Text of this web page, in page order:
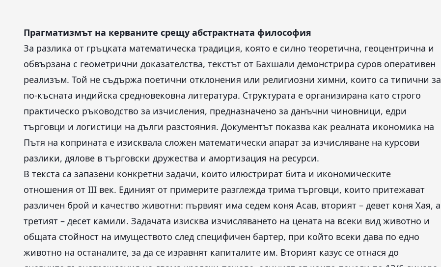
Прагматизмът на керваните срещу абстрактната философия
За разлика от гръцката математическа традиция, която е силно теоретична, геоцентрична и
обвързана с геометрични доказателства, текстът от Бахшали демонстрира суров оперативен
реализъм. Той не съдържа поетични отклонения или религиозни химни, които са типични за
по-късната индийска средновековна литература. Структурата е организирана като строго
практическо ръководство за изчисления, предназначено за данъчни чиновници, едри
търговци и логистици на дълги разстояния. Документът показва как реалната икономика на
Пътя на коприната е изисквала сложен математически апарат за изчисляване на курсови
разлики, дялове в търговски дружества и амортизация на ресурси.
В текста са запазени конкретни задачи, които илюстрират бита и икономическите
отношения от III век. Единият от примерите разглежда трима търговци, които притежават
различен брой и качество животни: първият има седем коня Асав, вторият – девет коня Хая, а
третият – десет камили. Задачата изисква изчисляването на цената на всеки вид животно и
общата стойност на имуществото след специфичен бартер, при който всеки дава по едно
животно на останалите, за да се изравнят капиталите им. Вторият казус се отнася до